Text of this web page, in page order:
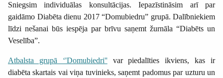
Sniegsim individuālas konsultācijas. Iepazīstināsim arī par
gaidāmo Diabēta dienu 2017 “Domubiedru” grupā. Dalībniekiem
līdzi nešanai būs iespēja par brīvu saņemt žurnāla “Diabēts un
Veselība”.
Atbalsta grupā ‘'Domubiedri''var piedalīties ikviens, kas ir
diabēta skartais vai viņa tuvinieks, saņemt padomus par uzturu un